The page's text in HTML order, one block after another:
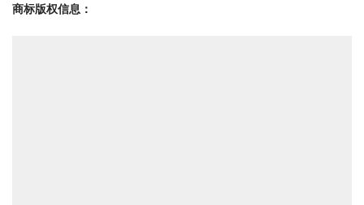
商标版权信息 ：